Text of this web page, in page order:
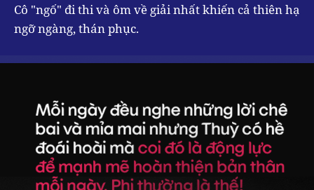
Cô "ngố" đi thi và ôm về giải nhất khiến cả thiên hạ
ngỡ ngàng, thán phục.